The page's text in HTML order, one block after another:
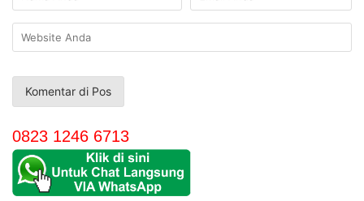
0823 1246 6713